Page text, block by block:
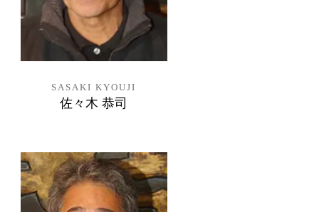
SASAKI KYOUJI
佐々木 恭司